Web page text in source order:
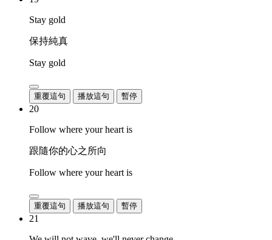
Stay gold
保持純真
Stay gold
重覆這句 播放這句 暫停
20
Follow where your heart is
跟隨你的心之所向
Follow where your heart is
重覆這句 播放這句 暫停
21